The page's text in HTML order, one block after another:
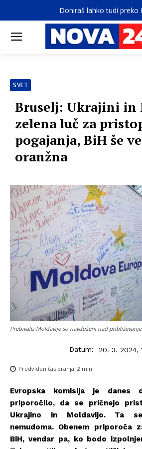
Doniraš lahko tudi preko
SVET
Bruselj: Ukrajini in
zelena luč za
pogajanja, BiH še
oranžna
Prebivalci Moldavije so navdušeni nad
Datum: 20. 3. 2024,
Predviden čas branja: 2 min.
Evropska komisija je danes
priporočilo, da se pričnejo
Ukrajino in Moldavijo. Ta
nemudoma. Obenem priporoča
BiH, vendar pa, ko bodo